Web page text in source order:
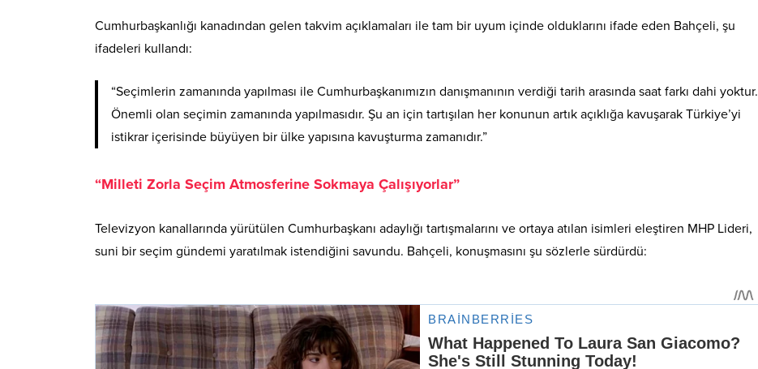
Cumhurbaşkanlığı kanadından gelen takvim açıklamaları ile tam bir uyum içinde olduklarını ifade eden Bahçeli, şu
ifadeleri kullandı:
“Seçimlerin zamanında yapılması ile Cumhurbaşkanımızın danışmanının verdiği tarih arasında saat farkı dahi yoktur.
Önemli olan seçimin zamanında yapılmasıdır. Şu an için tartışılan her konunun artık açıklığa kavuşarak Türkiye’yi
istikrar içerisinde büyüyen bir ülke yapısına kavuşturma zamanıdır.”
“Milleti Zorla Seçim Atmosferine Sokmaya Çalışıyorlar”
Televizyon kanallarında yürütülen Cumhurbaşkanı adaylığı tartışmalarını ve ortaya atılan isimleri eleştiren MHP Lideri,
suni bir seçim gündemi yaratılmak istendiğini savundu. Bahçeli, konuşmasını şu sözlerle sürdürdü: